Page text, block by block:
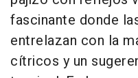
fascinante donde
entrelazan con la
cítricos y un